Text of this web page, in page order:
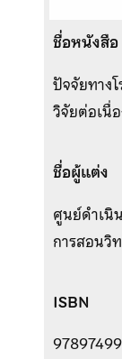
ชื่อหนังสือ
ปัจจัยทาง
วิจัยต่อเนื่
ชื่อผู้แต่ง
ศูนย์ดำเนิ
การสอนวิ
ISBN